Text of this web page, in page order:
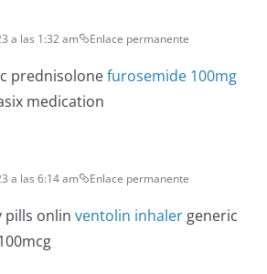
a las 1:32 am Enlace permanente
prednisolonefurosemide 100mg
medication
a las 6:14 am Enlace permanente
pills onlin ventolin inhaler generic